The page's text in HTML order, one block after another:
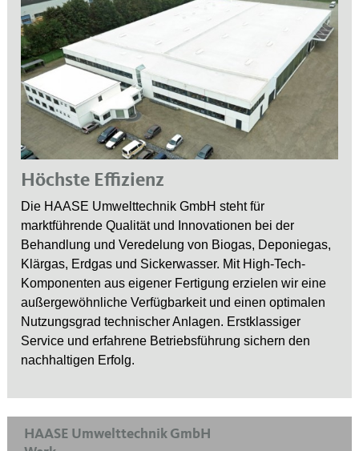
Höchste Effizienz
Die HAASE Umwelttechnik GmbH steht für
marktführende Qualität und Innovationen bei der
Behandlung und Veredelung von Biogas, Deponiegas,
Klärgas, Erdgas und Sickerwasser. Mit High-Tech-
Komponenten aus eigener Fertigung erzielen wir eine
außergewöhnliche Verfügbarkeit und einen optimalen
Nutzungsgrad technischer Anlagen. Erstklassiger
Service und erfahrene Betriebsführung sichern den
nachhaltigen Erfolg.
HAASE Umwelttechnik GmbH